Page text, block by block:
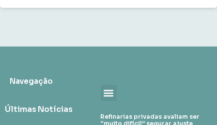
Navegação
Últimas Notícias
Refinarias privadas avaliam ser
“muito difícil” segurar ajuste